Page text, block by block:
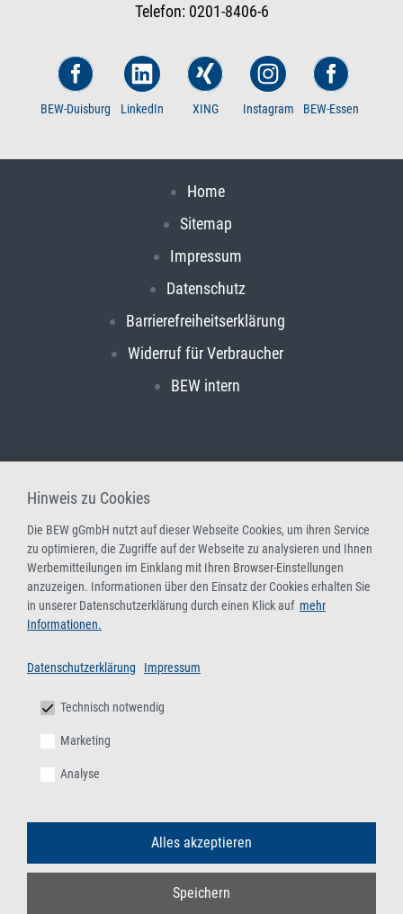
Telefon: 0201-8406-6
BEW-Duisburg LinkedIn XING Instagram BEW-Essen
Home
Sitemap
Impressum
Datenschutz
Barrierefreiheitserklärung
Widerruf für Verbraucher
BEW intern
Hinweis zu Cookies
Die BEW gGmbH nutzt auf dieser Webseite Cookies, um ihren Service
zu optimieren, die Zugriffe auf der Webseite zu analysieren und Ihnen
Werbemitteilungen im Einklang mit Ihren Browser-Einstellungen
anzuzeigen. Informationen über den Einsatz der Cookies erhalten Sie
in unserer Datenschutzerklärung durch einen Klick auf mehr
Informationen.
Datenschutzerklärung Impressum
Technisch notwendig
Marketing
Analyse
Alles akzeptieren
Speichern